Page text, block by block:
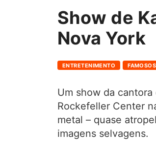
Show de
Nova York
ENTRETENIMENTO FAMOSOS
Um show da
Rockefeller Center
metal – quase
imagens selvagens.